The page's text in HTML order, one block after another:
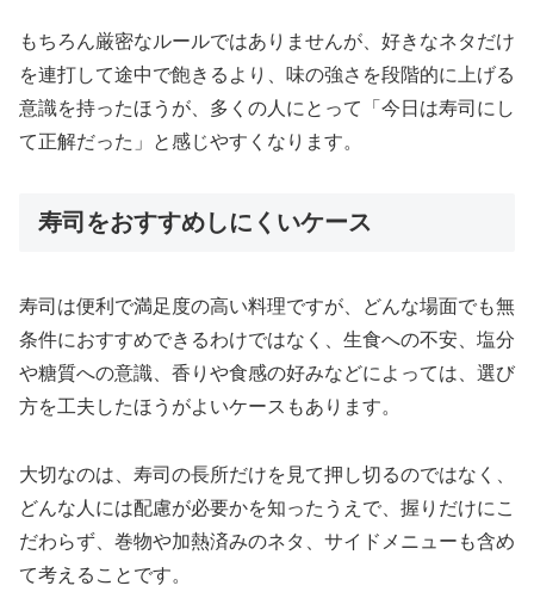
もちろん厳密なルールではありませんが、好きなネタだけ
を連打して途中で飽きるより、味の強さを段階的に上げる
意識を持ったほうが、多くの人にとって「今日は寿司にし
て正解だった」と感じやすくなります。
寿司をおすすめしにくいケース
寿司は便利で満足度の高い料理ですが、どんな場面でも無
条件におすすめできるわけではなく、生食への不安、塩分
や糖質への意識、香りや食感の好みなどによっては、選び
方を工夫したほうがよいケースもあります。
大切なのは、寿司の長所だけを見て押し切るのではなく、
どんな人には配慮が必要かを知ったうえで、握りだけにこ
だわらず、巻物や加熱済みのネタ、サイドメニューも含め
て考えることです。